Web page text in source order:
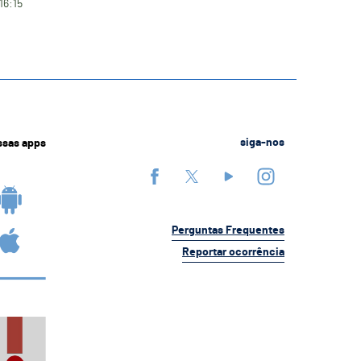
apps siga-nos
Perguntas Frequentes
Reportar ocorrência